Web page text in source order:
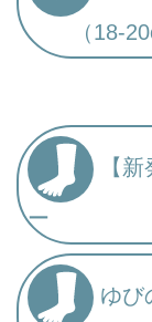
（18-
【
ー
ゆび